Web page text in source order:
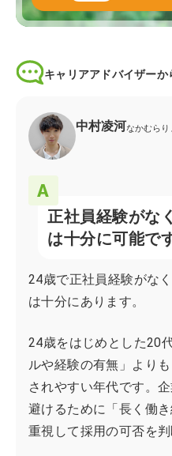
キャリアアドバイザーか
中村凌河なかむらり
正社員経験がな
は十分に可能で
24歳で正社員経験がな
は十分にあります。
24歳をはじめとした20
ルや経験の有無」より
されやすい年代です。
避けるために「長く働
重視して採用の可否を